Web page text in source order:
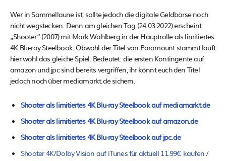
Wer in Sammellaune ist, sollte jedoch die digitale Geldbörse noch
nicht wegstecken. Denn am gleichen Tag (24.03.2022) erscheint
„Shooter“ (2007) mit Mark Wahlberg in der Hauptrolle als limitiertes
4K Blu-ray Steelbook. Obwohl der Titel von Paramount stammt läuft
hier wohl das gleiche Spiel. Bedeutet: die ersten Kontingente auf
amazon und jpc sind bereits vergriffen, ihr könnt euch den Titel
jedoch noch über mediamarkt.de sichern.
Shooter als limitiertes 4K Blu-ray Steelbook auf mediamarkt.de
Shooter als limitiertes 4K Blu-ray Steelbook auf amazon.de
Shooter als limitiertes 4K Blu-ray Steelbook auf jpc.de
Shooter 4K/Dolby Vision auf iTunes für aktuell 11.99€ kaufen /